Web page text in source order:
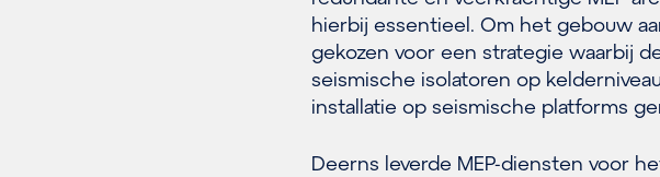
hierbij essentieel. Om het gebouw
gekozen voor een strategie waarbij
seismische isolatoren op
installatie op seismische platforms
Deerns leverde MEP-diensten voor